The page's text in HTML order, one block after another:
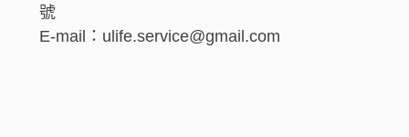
號
E-mail：ulife.service@gmail.com